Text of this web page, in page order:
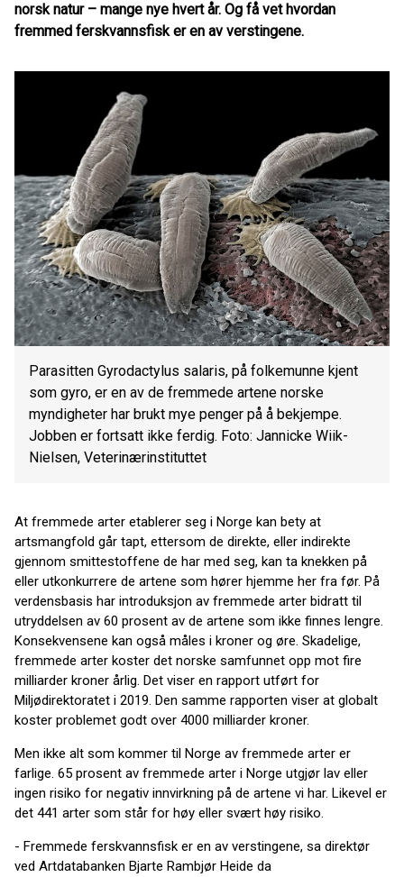
norsk natur – mange nye hvert år. Og få vet hvordan
fremmed ferskvannsfisk er en av verstingene.
Parasitten Gyrodactylus salaris, på folkemunne kjent
som gyro, er en av de fremmede artene norske
myndigheter har brukt mye penger på å bekjempe.
Jobben er fortsatt ikke ferdig. Foto: Jannicke Wiik-
Nielsen, Veterinærinstituttet
At fremmede arter etablerer seg i Norge kan bety at
artsmangfold går tapt, ettersom de direkte, eller indirekte
gjennom smittestoffene de har med seg, kan ta knekken på
eller utkonkurrere de artene som hører hjemme her fra før. På
verdensbasis har introduksjon av fremmede arter bidratt til
utryddelsen av 60 prosent av de artene som ikke finnes lengre.
Konsekvensene kan også måles i kroner og øre. Skadelige,
fremmede arter koster det norske samfunnet opp mot fire
milliarder kroner årlig. Det viser en rapport utført for
Miljødirektoratet i 2019. Den samme rapporten viser at globalt
koster problemet godt over 4000 milliarder kroner.
Men ikke alt som kommer til Norge av fremmede arter er
farlige. 65 prosent av fremmede arter i Norge utgjør lav eller
ingen risiko for negativ innvirkning på de artene vi har. Likevel er
det 441 arter som står for høy eller svært høy risiko.
- Fremmede ferskvannsfisk er en av verstingene, sa direktør
ved Artdatabanken Bjarte Rambjør Heide da